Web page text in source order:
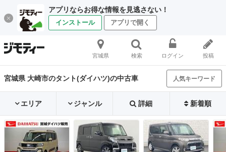
アプリならお得な情報を見逃さない！
インストール アプリで開く
宮城県 検索 ログイン 投稿
宮城県 大崎市のタント(ダイハツ)の中古車 人気キーワード
エリア ジャンル 詳細 新着順